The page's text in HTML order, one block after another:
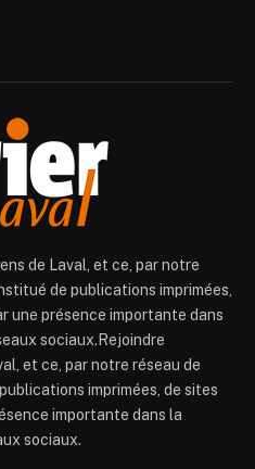
de Laval, et ce, par notre
de publications imprimées,
une présence importante dans
sociaux.Rejoindre
et ce, par notre réseau de
imprimées, de sites
importante dans la
sociaux.